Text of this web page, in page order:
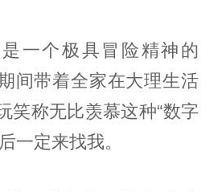
一个极具冒险精神的
间带着全家在大理生活
笑称无比羡慕这种“数字
一定来找我。